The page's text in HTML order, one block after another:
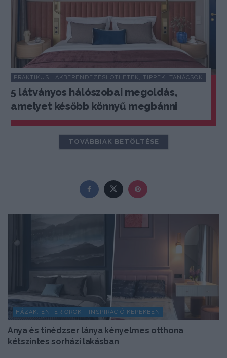
PRAKTIKUS LAKBERENDEZÉSI ÖTLETEK, TIPPEK, TANÁCSOK
5 látványos hálószobai megoldás,
amelyet később könnyű megbánni
TOVÁBBIAK BETÖLTÉSE
HÁZAK, ENTERIŐRÖK - INSPIRÁCIÓ KÉPEKBEN
Anya és tinédzser lánya kényelmes otthona
kétszintes sorházi lakásban